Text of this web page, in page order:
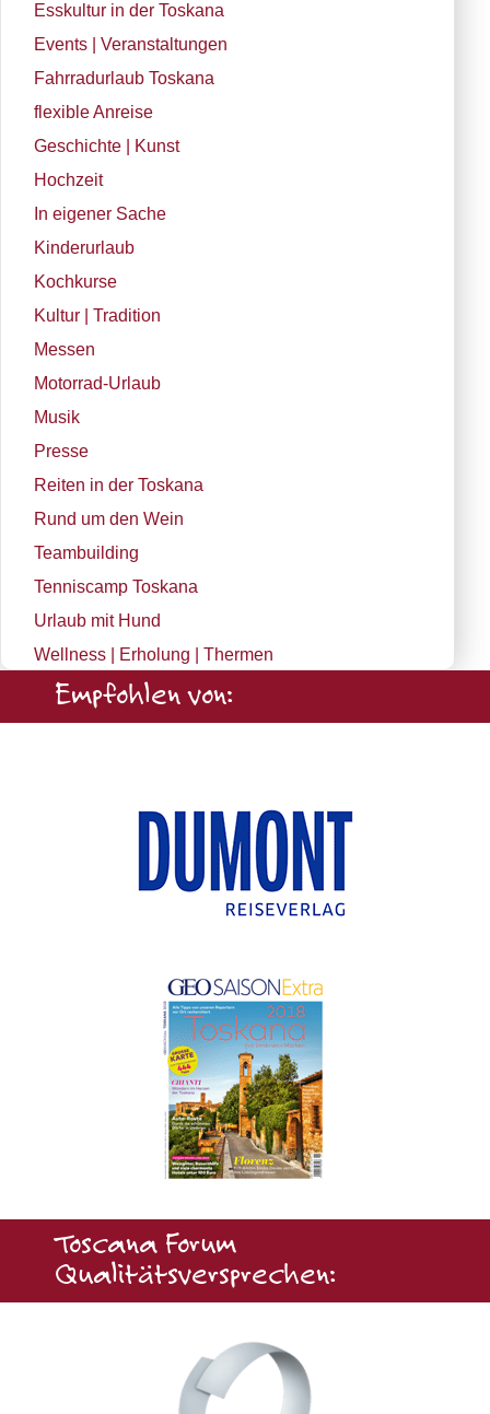
Esskultur in der Toskana
Events | Veranstaltungen
Fahrradurlaub Toskana
flexible Anreise
Geschichte | Kunst
Hochzeit
In eigener Sache
Kinderurlaub
Kochkurse
Kultur | Tradition
Messen
Motorrad-Urlaub
Musik
Presse
Reiten in der Toskana
Rund um den Wein
Teambuilding
Tenniscamp Toskana
Urlaub mit Hund
Wellness | Erholung | Thermen
Empfohlen von:
Toscana Forum
Qualitätsversprechen: